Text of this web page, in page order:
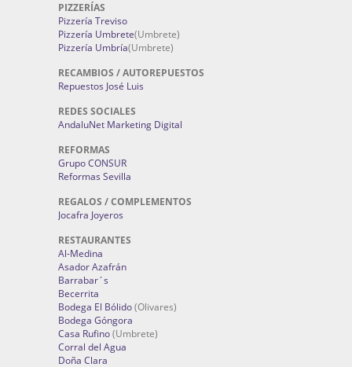
PIZZERÍAS
Pizzería Treviso
Pizzería Umbrete(Umbrete)
Pizzería Umbría(Umbrete)
RECAMBIOS / AUTOREPUESTOS
Repuestos José Luis
REDES SOCIALES
AndaluNet Marketing Digital
REFORMAS
Grupo CONSUR
Reformas Sevilla
REGALOS / COMPLEMENTOS
Jocafra Joyeros
RESTAURANTES
Al-Medina
Asador Azafrán
Barrabar´s
Becerrita
Bodega El Bólido(Olivares)
Bodega Góngora
Casa Rufino(Umbrete)
Corral del Agua
Doña Clara